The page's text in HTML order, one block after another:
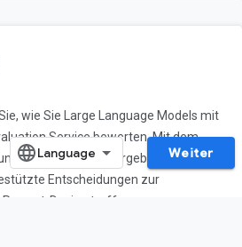
wie Sie Large Language Models mit
Service bewerten. Mit dem
ausführen, Ergebnisse
Entscheidungen zur
Design treffen.
Weiter